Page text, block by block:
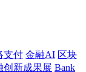
支付 金融AI 区块
创新成果展 Bank